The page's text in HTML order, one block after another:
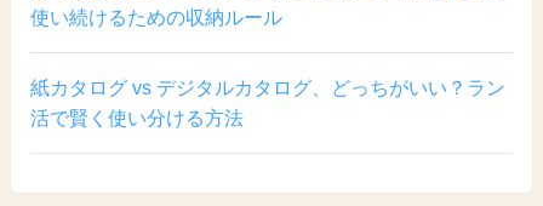
使い続けるための収納ルール
紙カタログ vs デジタルカタログ、どっちがいい？ラン
活で賢く使い分ける方法